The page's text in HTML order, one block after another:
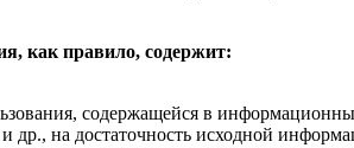
как правило, содержит:
содержащейся в
на достаточность исходной